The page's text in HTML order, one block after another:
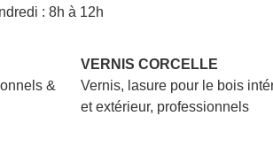
: 8h à 12h
&
VERNIS CORCELLE
Vernis, lasure pour le bois
et extérieur, professionnels